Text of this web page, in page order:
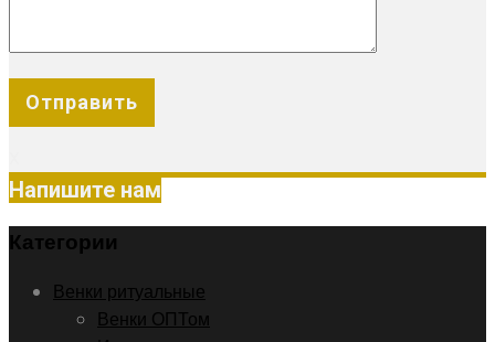
Напишите нам
Категории
Венки ритуальные
Венки ОПТом